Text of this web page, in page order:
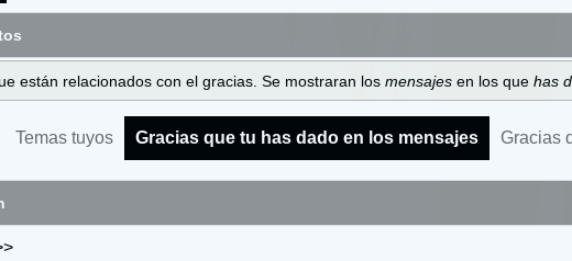
están relacionados con el gracias. Se mostraran los mensajes en los que has
Temas tuyos Gracias que tu has dado en los mensajes Gracias